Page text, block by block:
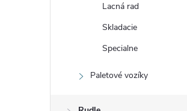
Lacná rad
Skladacie
Specialne
Paletové vozíky